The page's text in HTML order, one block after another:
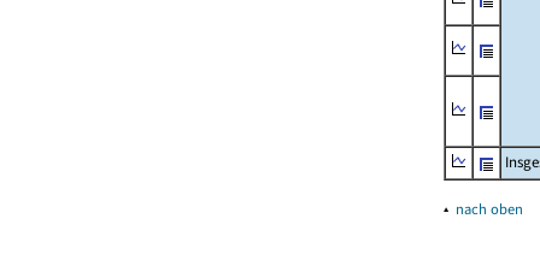
▴ nach oben